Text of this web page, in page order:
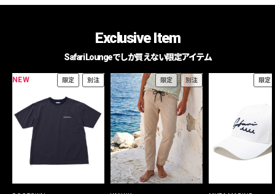
Exclusive Item
Safari Loungeでしか買えない限定アイテム
NEW 限定 別注 限定 別注 限定